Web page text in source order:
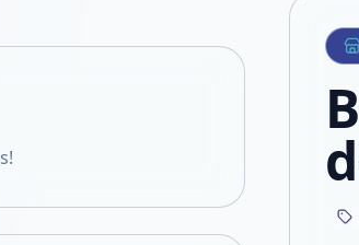
PANTALLA COMPLETA
Compartir por
Compartir por mail
Compartir en
Compartir en X